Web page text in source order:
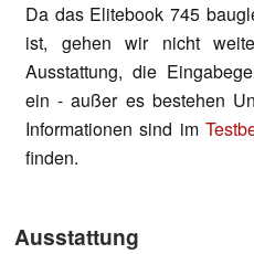
Da das Elitebook 745
ist, gehen wir nicht
Ausstattung, die
ein - außer es bestehen
Informationen sind im
finden.
Ausstattung